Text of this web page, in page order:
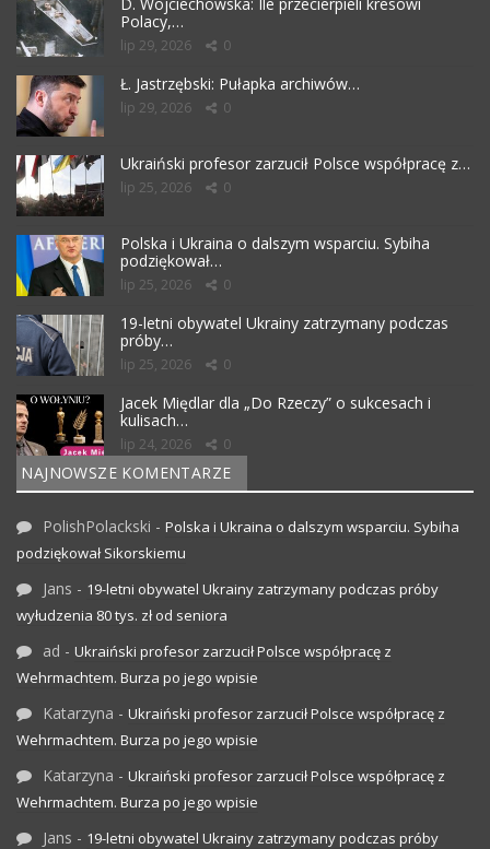
Polacy,…
lip 29, 2026 0
Ł. Jastrzębski: Pułapka archiwów…
lip 29, 2026 0
Ukraiński profesor zarzucił Polsce współpracę z…
lip 25, 2026 0
Polska i Ukraina o dalszym wsparciu. Sybiha
podziękował…
lip 25, 2026 0
19-letni obywatel Ukrainy zatrzymany podczas
próby…
lip 25, 2026 0
Jacek Międlar dla „Do Rzeczy” o sukcesach i
kulisach…
lip 24, 2026 0
NAJNOWSZE KOMENTARZE
PolishPolackski - Polska i Ukraina o dalszym wsparciu. Sybiha
podziękował Sikorskiemu
Jans - 19-letni obywatel Ukrainy zatrzymany podczas próby
wyłudzenia 80 tys. zł od seniora
ad - Ukraiński profesor zarzucił Polsce współpracę z
Wehrmachtem. Burza po jego wpisie
Katarzyna - Ukraiński profesor zarzucił Polsce współpracę z
Wehrmachtem. Burza po jego wpisie
Katarzyna - Ukraiński profesor zarzucił Polsce współpracę z
Wehrmachtem. Burza po jego wpisie
Jans - 19-letni obywatel Ukrainy zatrzymany podczas próby